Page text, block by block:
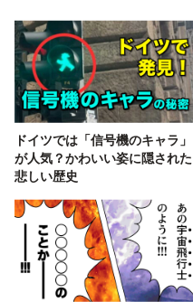
ドイツでは「信号機のキャラ」
が人気？かわいい姿に隠された
悲しい歴史